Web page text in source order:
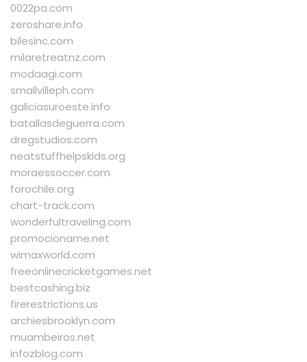
0022pa.com
zeroshare.info
bilesinc.com
milaretreatnz.com
modaagi.com
smallvilleph.com
galiciasuroeste.info
batallasdeguerra.com
dregstudios.com
neatstuffhelpskids.org
moraessoccer.com
forochile.org
chart-track.com
wonderfultraveling.com
promocioname.net
wimaxworld.com
freeonlinecricketgames.net
bestcashing.biz
firerestrictions.us
archiesbrooklyn.com
muambeiros.net
infozblog.com